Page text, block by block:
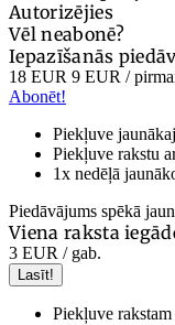
Autorizējies
Vēl neabonē?
Iepazīšanās
18 EUR 9 EUR /
Abonēt!
Piekļuve
Piekļuve rakstu
1x nedēļā
Piedāvājums spēkā
Viena raksta
3 EUR / gab.
Lasīt!
Piekļuve